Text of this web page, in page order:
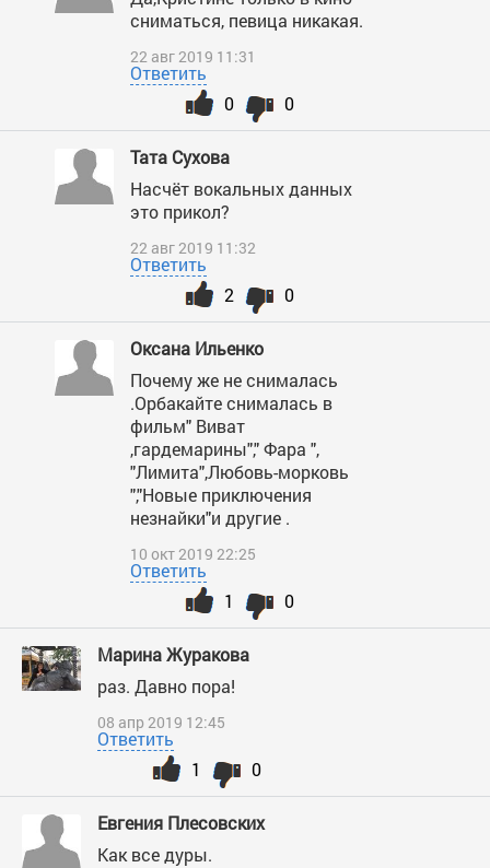
сниматься, певица никакая.
22 авг 2019 11:31
Ответить
0
0
Тата Сухова
Насчёт вокальных данных
это прикол?
22 авг 2019 11:32
Ответить
0
2
Оксана Ильенко
Почему же не снималась
.Орбакайте снималась в
фильм" Виват
,гардемарины"," Фара ",
"Лимита",Любовь-морковь
","Новые приключения
незнайки"и другие .
10 окт 2019 22:25
Ответить
0
1
Марина Журакова
раз. Давно пора!
08 апр 2019 12:45
Ответить
0
1
Евгения Плесовских
Как все дуры.